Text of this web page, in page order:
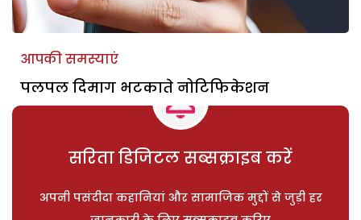
आपकी समस्याएं
पलपल दिमाग भटकाते नोटिफिकेशन
सरिता डिजिटल सब्सक्राइब करें
अपनी पसंदीदा कहानियां और सामाजिक मुद्दों से जुड़ी हर